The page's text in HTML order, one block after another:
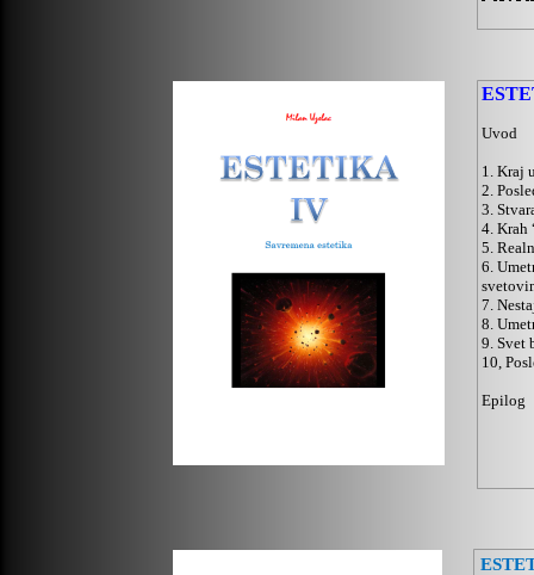
Uvod
1. Kraj
2.
3.
4. Krah
5.
6.
7.
8.
9. Svet
10,
Epilog